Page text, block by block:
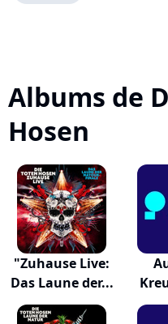
Albums de
Hosen
"Zuhause Live:
Das Laune der...